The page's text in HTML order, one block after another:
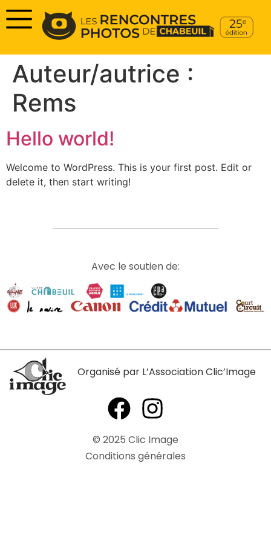
Auteur/autrice :
Rems
Hello world!
Welcome to WordPress. This is your first post. Edit or
delete it, then start writing!
Avec le soutien de:
Organisé par L’Association Clic’Image
© 2025 Clic Image
Conditions générales